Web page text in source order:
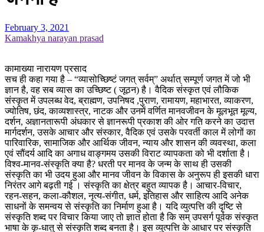
February 3, 2021
Kamakhya narayan prasad
कामाख्या नारायण प्रसाद
सच ही कहा गया है – “व्यासोच्छिष्टं जगत् सर्वम्” अर्थात् सम्पूर्ण जगत में जो भी
ज्ञान है, वह सब व्यास का उच्छिष्ट ( जूठन) है। वैदिक संस्कृत एवं लौकिक
संस्कृत में उपलब्ध वेद, ब्राह्मण, उपनिषद ,पुराण, रामायण, महाभारत, व्याकरण,
ज्योतिष, छंद, काव्यशास्त्र, नाटक और उनमें वर्णित मानवजीवन के मूलभूत मूल्य,
दर्शन, अज्ञानतारूपी अंधकार से ज्ञानरूपी प्रकाश की ओर गति करने का उदात्त
मार्गदर्शन, उसके आचार और संस्कार, वैदिक एवं उसके परवर्ती काल में लोगों का
पारिवारिक, सामाजिक और आर्थिक जीवन, न्याय और शासन की व्यवस्था, कला
एवं सौंदर्य आदि का अगाध वाङ्गमय उसकी विराट व्यापकता को भी दर्शाता है।
विश्व-मानव-संस्कृति क्या है? धरती पर मानव के जन्म के साथ ही उसकी
संस्कृति का भी उदय हुआ और मानव जीवन के विकास के अनुरूप ही इसकी धारा
निरंतर आगे बढ़ती गई । संस्कृति का क्षेत्र बहुत व्यापक है। आचार-विचार,
रहन-सहन, कला-कौशल, नृत्य-संगीत, धर्म, इतिहास और साहित्य आदि अनेक
साधनों के समन्वय से संस्कृति का निर्माण हुआ है। यदि व्युत्पत्ति की दृष्टि से
संस्कृति शब्द पर विचार किया जाए तो ज्ञात होता है कि सम् उपसर्ग पूर्वक संस्कृत
भाषा के कृ-धातु से संस्कृति शब्द बनता है। इस व्युत्पत्ति के आधार पर संस्कृति